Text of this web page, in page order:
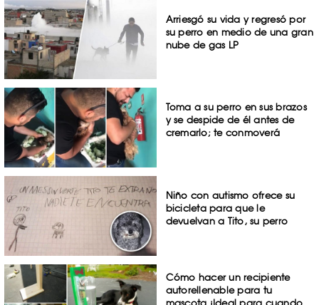
Arriesgó su vida y regresó por
su perro en medio de una gran
nube de gas LP
Toma a su perro en sus brazos
y se despide de él antes de
cremarlo; te conmoverá
Niño con autismo ofrece su
bicicleta para que le
devuelvan a Tito, su perro
Cómo hacer un recipiente
autorellenable para tu